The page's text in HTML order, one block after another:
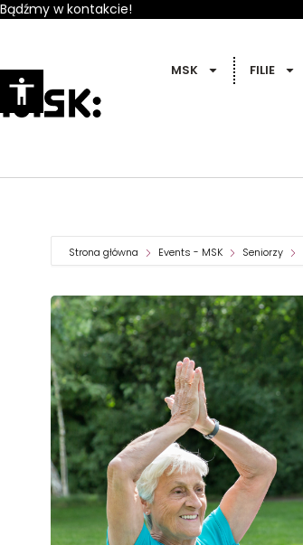
Bądźmy w kontakcie!
MSK FILIE
Strona główna Events - MSK Seniorzy